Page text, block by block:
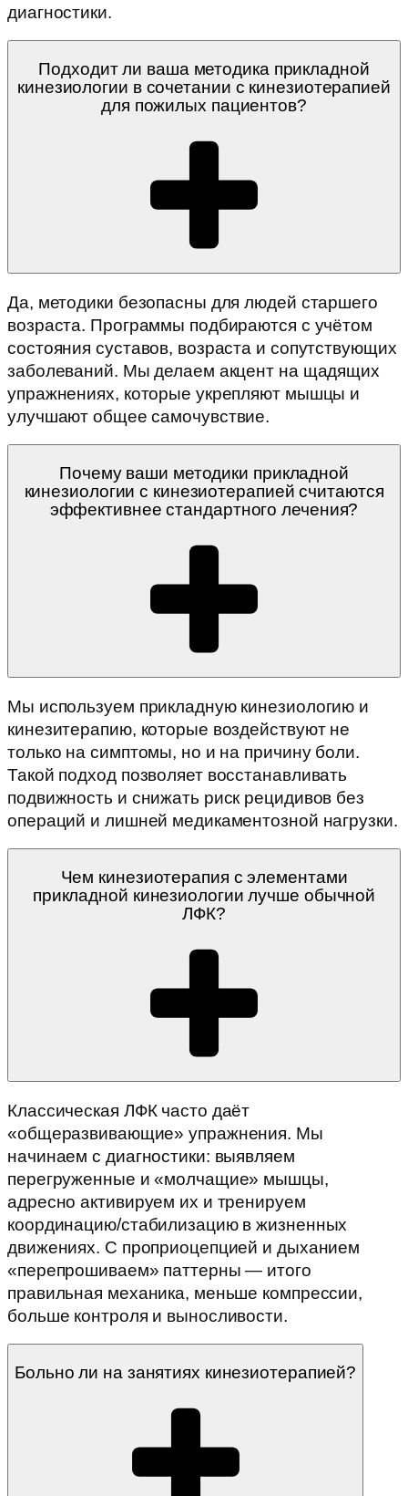
диагностики.
Подходит ли ваша методика прикладной
кинезиологии в сочетании с кинезиотерапией
для пожилых пациентов?
Да, методики безопасны для людей старшего
возраста. Программы подбираются с учётом
состояния суставов, возраста и сопутствующих
заболеваний. Мы делаем акцент на щадящих
упражнениях, которые укрепляют мышцы и
улучшают общее самочувствие.
Почему ваши методики прикладной
кинезиологии с кинезиотерапией считаются
эффективнее стандартного лечения?
Мы используем прикладную кинезиологию и
кинезитерапию, которые воздействуют не
только на симптомы, но и на причину боли.
Такой подход позволяет восстанавливать
подвижность и снижать риск рецидивов без
операций и лишней медикаментозной нагрузки.
Чем кинезиотерапия с элементами
прикладной кинезиологии лучше обычной
ЛФК?
Классическая ЛФК часто даёт
«общеразвивающие» упражнения. Мы
начинаем с диагностики: выявляем
перегруженные и «молчащие» мышцы,
адресно активируем их и тренируем
координацию/стабилизацию в жизненных
движениях. С проприоцепцией и дыханием
«перепрошиваем» паттерны — итого
правильная механика, меньше компрессии,
больше контроля и выносливости.
Больно ли на занятиях кинезиотерапией?